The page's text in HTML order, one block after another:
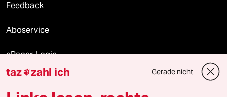
Feedback
Aboservice
ePaper Login
Downloads für Abonnierende
taz zahl ich Gerade nicht